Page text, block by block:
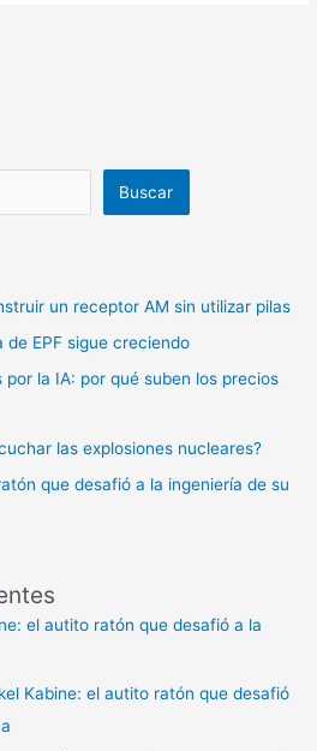
Buscar
un receptor AM sin utilizar pilas
EPF sigue creciendo
la IA: por qué suben los precios
las explosiones nucleares?
que desafió a la ingeniería de su
el autito ratón que desafió a la
Kabine: el autito ratón que desafió